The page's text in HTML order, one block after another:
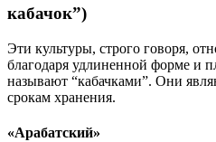
кабачок”)
Эти культуры, строго говоря,
благодаря удлиненной форме и
называют “кабачками”. Они
срокам хранения.
«Арабатский»